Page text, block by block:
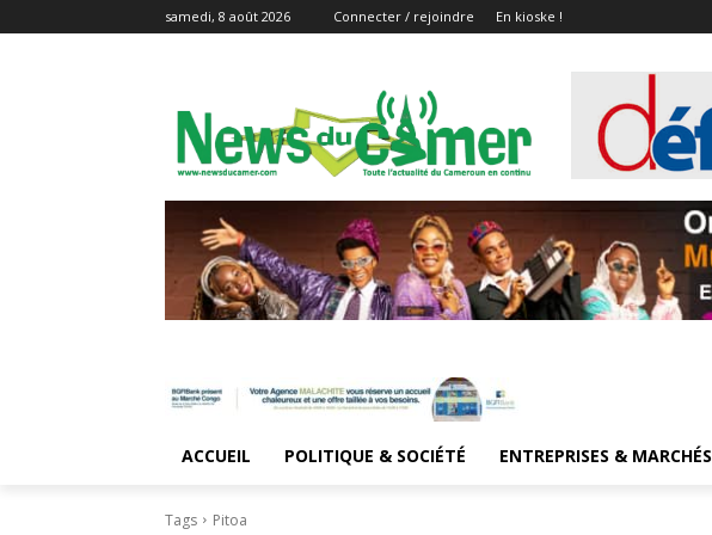
samedi, 8 août 2026 Connecter / rejoindre En kioske !
ACCUEIL POLITIQUE & SOCIÉTÉ ENTREPRISES & MARCHÉS
Tags Pitoa